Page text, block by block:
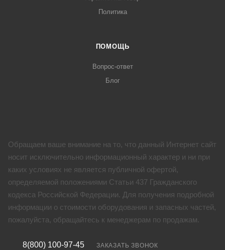
Политика
ПОМОЩЬ
Вопрос-ответ
Блог
Обращаем ваше внимание на то, что данный Интернет сайт
носит исключительно информационный характер и ни при
каких условиях не является публичной офертой,
определяемой положениями Статьи 437 Гражданского
кодекса Российской Федерации. Для получения подробной
информации о стоимости оборудования и запасных частей,
пожалуйста, обращайтесь к менеджерам по продажам.
8(800) 100-97-45 ЗАКАЗАТЬ ЗВОНОК